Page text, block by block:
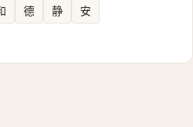
德 静 安